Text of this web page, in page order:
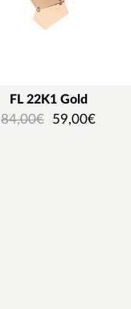
FL 22K1 Gold
84,00€ 59,00€